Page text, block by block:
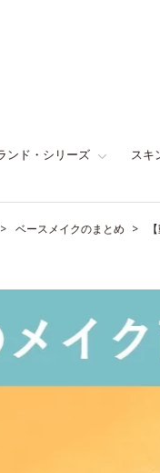
ンド・シリーズ スキ
ベースメイクのまとめ